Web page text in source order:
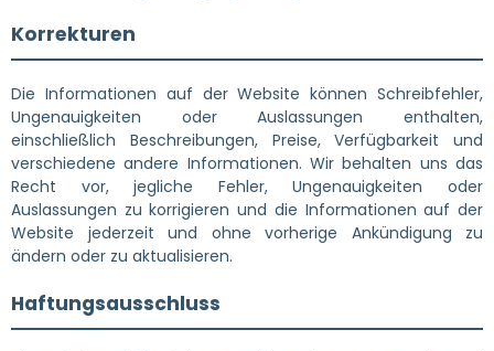
Korrekturen
Die Informationen auf der Website können Schreibfehler,
Ungenauigkeiten oder Auslassungen enthalten,
einschließlich Beschreibungen, Preise, Verfügbarkeit und
verschiedene andere Informationen. Wir behalten uns das
Recht vor, jegliche Fehler, Ungenauigkeiten oder
Auslassungen zu korrigieren und die Informationen auf der
Website jederzeit und ohne vorherige Ankündigung zu
ändern oder zu aktualisieren.
Haftungsausschluss